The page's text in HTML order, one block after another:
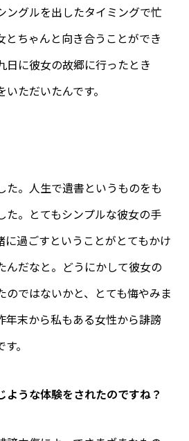
ングルを出したタイミングで忙
とちゃんと向き合うことができ
に彼女の故郷に行ったとき
ただいたんです。
。人生で遺書というものをも
た。とてもシンプルな彼女の手
に過ごすということがとてもかけ
んだなと。どうにかして彼女の
のではないかと、とても悔やみま
年末から私もある女性から誹謗
。
ような体験をされたのですね？